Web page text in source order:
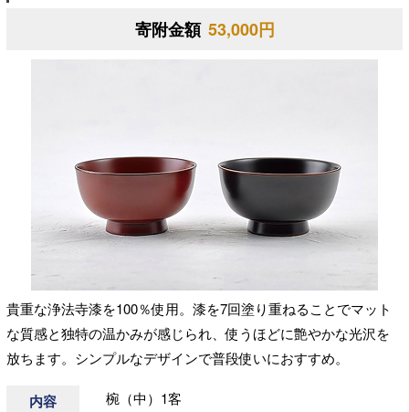
寄附金額 53,000円
貴重な浄法寺漆を100％使用。漆を7回塗り重ねることでマット
な質感と独特の温かみが感じられ、使うほどに艶やかな光沢を
放ちます。シンプルなデザインで普段使いにおすすめ。
内容
椀（中）1客